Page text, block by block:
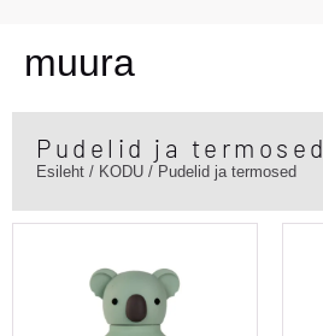
muura
Pudelid ja termosed
Esileht / KODU / Pudelid ja termosed